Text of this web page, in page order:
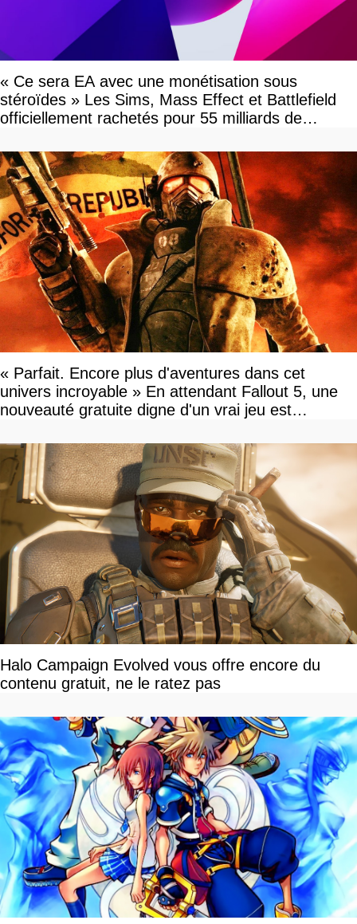
« Ce sera EA avec une monétisation sous
stéroïdes » Les Sims, Mass Effect et Battlefield
officiellement rachetés pour 55 milliards de
« Parfait. Encore plus d'aventures dans cet
univers incroyable » En attendant Fallout 5, une
nouveauté gratuite digne d'un vrai jeu est
Halo Campaign Evolved vous offre encore du
contenu gratuit, ne le ratez pas